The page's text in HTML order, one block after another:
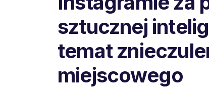
sztucznej
temat
miejscowego